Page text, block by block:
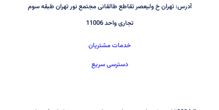
آدرس: تهران خ ولیعصر تقاطع طالقانی مجتمع نور تهران طبقه سوم
تجاری واحد 11006
خدمات مشتریان
دسترسی سریع